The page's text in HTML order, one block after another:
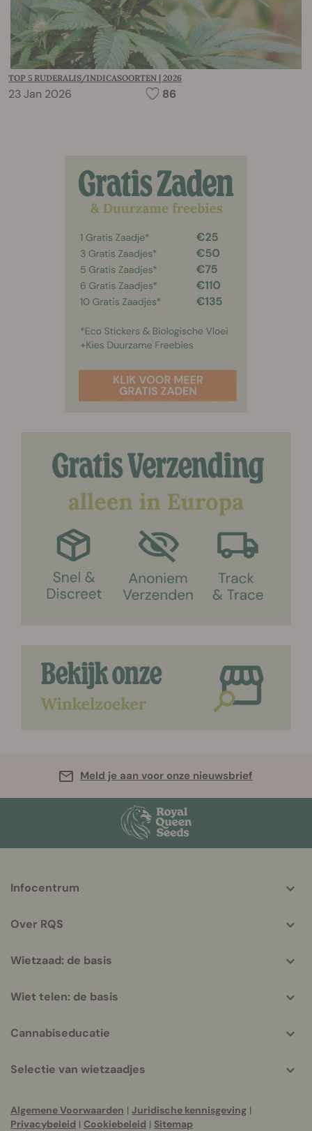
TOP 5 RUDERALIS/INDICASOORTEN | 2026
23 Jan 2026 86
Meld je aan voor onze nieuwsbrief
helpful
Infocentrum
Over RQS
Wietzaad: de basis
Wiet telen: de basis
Cannabiseducatie
Selectie van wietzaadjes
Algemene Voorwaarden | Juridische kennisgeving |
Privacybeleid | Cookiebeleid | Sitemap